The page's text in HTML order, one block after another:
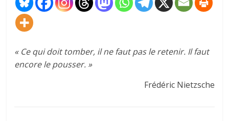
« Ce qui doit tomber, il ne faut pas le retenir. Il faut
encore le pousser. »
Frédéric Nietzsche